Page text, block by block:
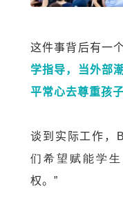
这件事背后有一
学指导，当外部
平常心去尊重孩
谈到实际工作，
们希望赋能学生
权。”